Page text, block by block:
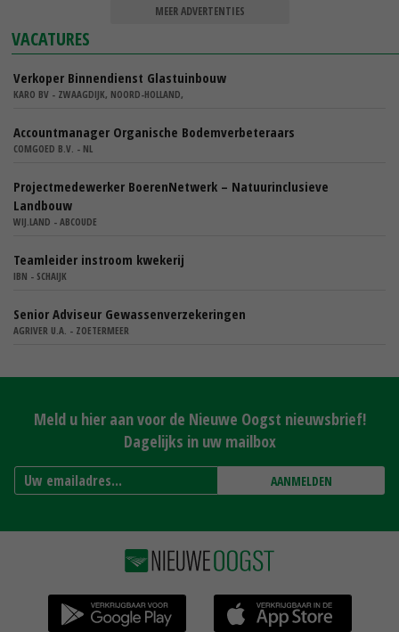
MEER ADVERTENTIES
VACATURES
Verkoper Binnendienst Glastuinbouw
KARO BV - ZWAAGDIJK, NOORD-HOLLAND,
Accountmanager Organische Bodemverbeteraars
COMGOED B.V. - NL
Projectmedewerker BoerenNetwerk – Natuurinclusieve
Landbouw
WIJ.LAND - ABCOUDE
Teamleider instroom kwekerij
IBN - SCHAIJK
Senior Adviseur Gewassenverzekeringen
AGRIVER U.A. - ZOETERMEER
Meld u hier aan voor de Nieuwe Oogst nieuwsbrief!
Dagelijks in uw mailbox
AANMELDEN